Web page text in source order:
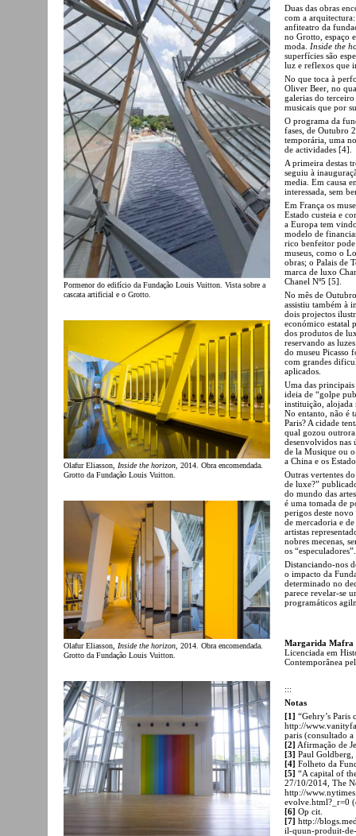
Pormenor do edifício da Fundação Louis Vuitton. Vista sobre a
cascata artificial e o Grotto.
Olafur Eliasson, Inside the horizon, 2014. Obra encomendada.
Grotto da Fundação Louis Vuitton.
Olafur Eliasson, Inside the horizon , 2014. Obra encomendada.
Grotto da Fundação Louis Vuitton.
Duas das obras
com a
anfiteatro da
no Grotto, espaço
moda. Inside the
superfícies são
luz e reflexos que
No que toca à
Oliver Beer, no
galerias do
musicais que por
O programa da
fases, de Outubro
temporária, uma
de actividades [4].
A primeira destas
seguiu à
media. Em causa
interessada, sem
Em França os
Estado custeia e
a Europa tem
modelo de
rico benfeitor
museus, como o
obras; o Palais de
marca de luxo
Chanel Nº5 [5].
No mês de
assistiu também à
dois projectos
económico estatal
dos produtos de
reservando as
do museu Picasso
com grandes
aplicados.
Uma das principais
ideia de “golpe
instituição,
No entanto, não é
Paris? A cidade
qual gozou
desenvolvidos nas
de la Musique ou
a China e os
Outras vertentes
de luxe?”
do mundo das
é uma tomada de
perigos deste
de mercadoria e
artistas
nobres mecenas,
os “especuladores”.
Distanciando-nos
o impacto da
determinado no
parece revelar-se
programáticos
Margarida Mafra
Licenciada em
Contemporânea
:::
Notas
[1] “Gehry’s
http://
paris (consultado
[2] Afirmação de
[3] Paul
[4] Folheto da
[5] “A capital of
27/10/2014, The
http://
evolve.html?_r=0
[6] Op cit.
[7] http://
il-quun-produit-